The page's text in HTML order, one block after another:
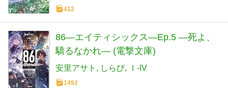
412
86―エイティシックス―Ep.5 ―死よ、
驕るなかれ― (電撃文庫)
安里アサト しらび Ｉ-IV
1492